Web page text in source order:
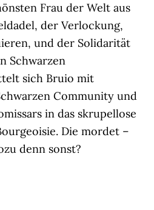
Frau der Welt aus
der Verlockung,
und der Solidarität
Schwarzen
sich Bruio mit
Community und
in das skrupellose
Die mordet –
denn sonst?